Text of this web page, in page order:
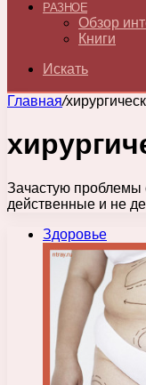
РАЗНОЕ
Обзор
Книги
Искать
Главная/
Зачастую проблемы
действенные и не
Здоровье